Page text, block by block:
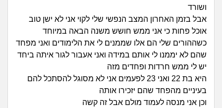
לימודים וסטודנטים
עבודה וקריירה
ושורד
אבל בזמן האחרון המצב הנפשי שלי לקוי אני לא ישן טוב
אוכל פחות כי אני ממש חושש משנה הבאה במיוחד
כשההורים שלי הם אלו שממנים לי את הלימודים ואני מפחד
שהם לא יממנו לי אותם במידה ואני אעבור לגור איתה ביחד
יש לי ממש חרדות ופחדים מזה
היא בת 22 ואני 23 לפעמים אני לא מסוגל להסתכל להם
בעיניים מהפחד שהם יזכירו אותה
וכן אני מנסה לעמוד מולם אבל זה קשה